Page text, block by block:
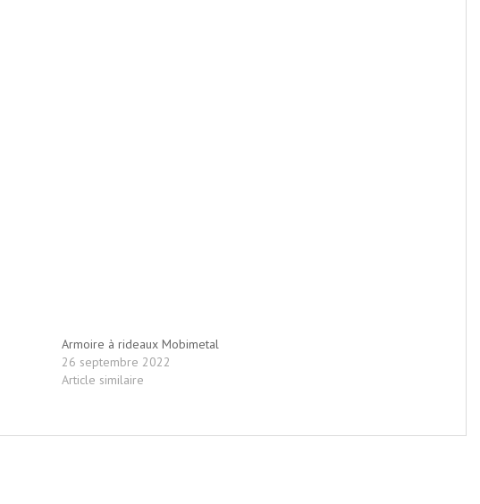
Armoire à rideaux Mobimetal
26 septembre 2022
Article similaire